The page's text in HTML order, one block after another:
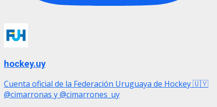
hockey.uy
Cuenta oficial de la Federación Uruguaya de Hockey 🇺🇾
@cimarronas y @cimarrones_uy